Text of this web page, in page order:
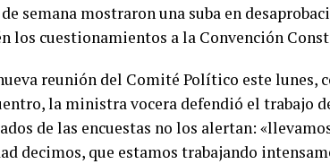
semana mostraron una suba en
los cuestionamientos a la Convención
reunión del Comité Político este lunes,
la ministra vocera defendió el trabajo
de las encuestas no los alertan:
decimos, que estamos trabajando